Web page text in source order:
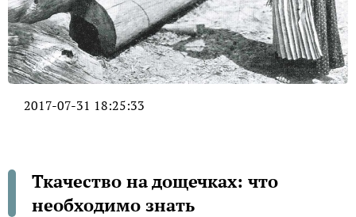
2017-07-31 18:25:33
Ткачество на дощечках: что
необходимо знать